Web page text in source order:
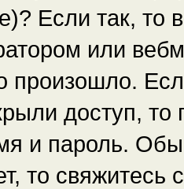
Если так, то
или
произошло.
доступ,
и пароль.
то свяжитесь